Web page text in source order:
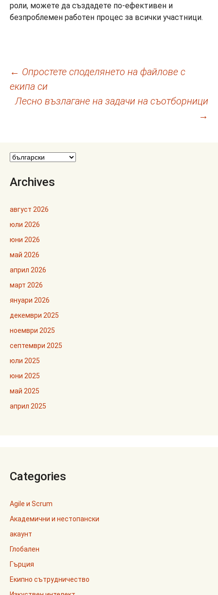
роли, можете да създадете по-ефективен и
безпроблемен работен процес за всички участници.
Навигация
← Опростете споделянето на файлове с
екипа си
Лесно възлагане на задачи на съотборници
→
Archives
август 2026
юли 2026
юни 2026
май 2026
април 2026
март 2026
януари 2026
декември 2025
ноември 2025
септември 2025
юли 2025
юни 2025
май 2025
април 2025
Categories
Agile и Scrum
Академични и нестопански
акаунт
Глобален
Гърция
Екипно сътрудничество